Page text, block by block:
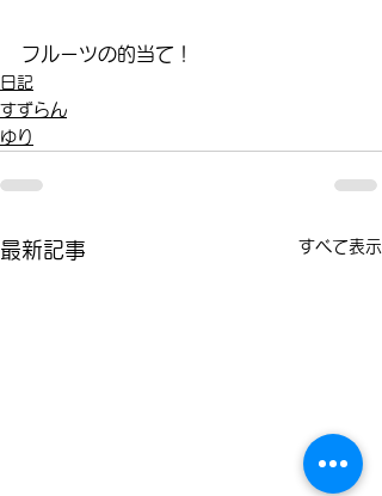
フルーツの的当て！
日記
すずらん
ゆり
最新記事 すべて表示